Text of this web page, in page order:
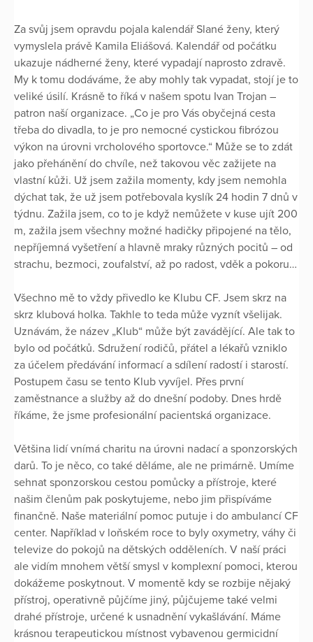
Za svůj jsem opravdu pojala kalendář Slané ženy, který
vymyslela právě Kamila Eliášová. Kalendář od počátku
ukazuje nádherné ženy, které vypadají naprosto zdravě.
My k tomu dodáváme, že aby mohly tak vypadat, stojí je to
veliké úsilí. Krásně to říká v našem spotu Ivan Trojan –
patron naší organizace. „Co je pro Vás obyčejná cesta
třeba do divadla, to je pro nemocné cystickou fibrózou
výkon na úrovni vrcholového sportovce.“ Může se to zdát
jako přehánění do chvíle, než takovou věc zažijete na
vlastní kůži. Už jsem zažila momenty, kdy jsem nemohla
dýchat tak, že už jsem potřebovala kyslík 24 hodin 7 dnů v
týdnu. Zažila jsem, co to je když nemůžete v kuse ujít 200
m, zažila jsem všechny možné hadičky připojené na tělo,
nepříjemná vyšetření a hlavně mraky různých pocitů – od
strachu, bezmoci, zoufalství, až po radost, vděk a pokoru…
Všechno mě to vždy přivedlo ke Klubu CF. Jsem skrz na
skrz klubová holka. Takhle to teda může vyznít všelijak.
Uznávám, že název „Klub“ může být zavádějící. Ale tak to
bylo od počátků. Sdružení rodičů, přátel a lékařů vzniklo
za účelem předávání informací a sdílení radostí i starostí.
Postupem času se tento Klub vyvíjel. Přes první
zaměstnance a služby až do dnešní podoby. Dnes hrdě
říkáme, že jsme profesionální pacientská organizace.
Většina lidí vnímá charitu na úrovni nadací a sponzorských
darů. To je něco, co také děláme, ale ne primárně. Umíme
sehnat sponzorskou cestou pomůcky a přístroje, které
našim členům pak poskytujeme, nebo jim přispíváme
finančně. Naše materiální pomoc putuje i do ambulancí CF
center. Například v loňském roce to byly oxymetry, váhy či
televize do pokojů na dětských odděleních. V naší práci
ale vidím mnohem větší smysl v komplexní pomoci, kterou
dokážeme poskytnout. V momentě kdy se rozbije nějaký
přístroj, operativně půjčíme jiný, půjčujeme také velmi
drahé přístroje, určené k usnadnění vykašlávání. Máme
krásnou terapeutickou místnost vybavenou germicidní